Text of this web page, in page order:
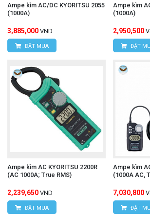
Ampe kìm AC/DC KYORITSU 2055
(1000A)
3,885,000 VND
ĐẶT MUA
Ampe kìm
(1000A)
2,950,500
ĐẶT
Ampe kìm AC KYORITSU 2200R
(AC 1000A; True RMS)
2,239,650 VND
ĐẶT MUA
Ampe kìm
(1000A AC,
7,030,800
ĐẶT